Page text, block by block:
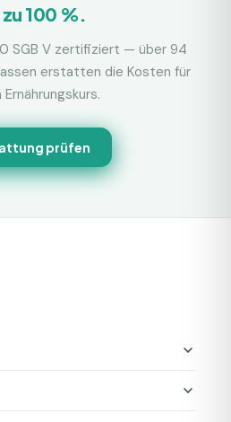
100 %.
SGB V zertifiziert — über 94
erstatten die Kosten für
Ernährungskurs.
prüfen